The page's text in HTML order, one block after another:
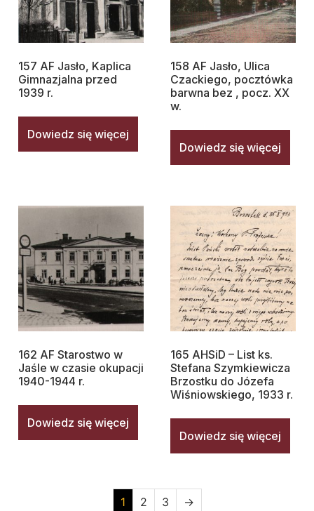
157 AF Jasło, Kaplica
Gimnazjalna przed
1939 r.
Dowiedz się więcej
158 AF Jasło, Ulica
Czackiego, pocztówka
barwna bez , pocz. XX
w.
Dowiedz się więcej
162 AF Starostwo w
Jaśle w czasie okupacji
1940-1944 r.
Dowiedz się więcej
165 AHSiD – List ks.
Stefana Szymkiewicza
Brzostku do Józefa
Wiśniowskiego, 1933 r.
Dowiedz się więcej
1 2 3 →